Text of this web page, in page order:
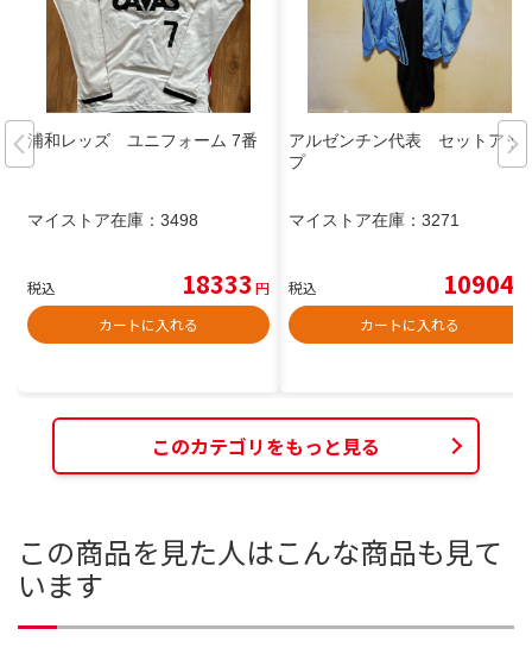
浦和レッズ ユニフォーム 7番
マイストア在庫： 3498
税込 18333 円
カートに入れる
アルゼンチン代表 セットアッ
プ
マイストア在庫： 3271
税込 10904
カートに入れる
このカテゴリをもっと見る
この商品を見た人はこんな商品も見て
います